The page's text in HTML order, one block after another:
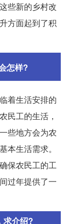
些新的乡村改
方面起到了积
怎样?
着生活安排的
民工的生活，
些地方会为农
本生活需求。
保农民工的工
过年提供了一
求介绍?